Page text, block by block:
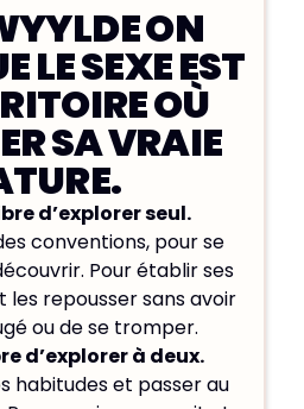
ON
LE SEXE EST
OÙ
SA VRAIE
d’explorer seul.
conventions, pour se
Pour établir ses
repousser sans avoir
ou de se tromper.
d’explorer à deux.
habitudes et passer au